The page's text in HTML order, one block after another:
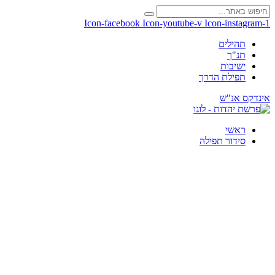
Icon-facebook Icon-youtube-v Icon-instagram-1
תהילים
תנ"ך
ישיבות
תפילת הדרך
אינדקס אנ"ש
ראשי
סידור תפילה